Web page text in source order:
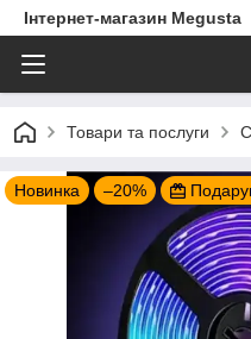
Інтернет-магазин Megusta
Товари та послуги
Новинка –20%